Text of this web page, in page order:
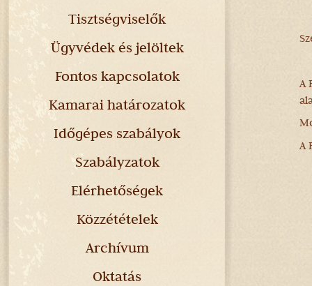
A
A
Tisztségviselők
Ügyvédek és jelöltek
Fontos kapcsolatok
Kamarai határozatok
Időgépes szabályok
Szabályzatok
Elérhetőségek
Közzétételek
Archívum
Oktatás